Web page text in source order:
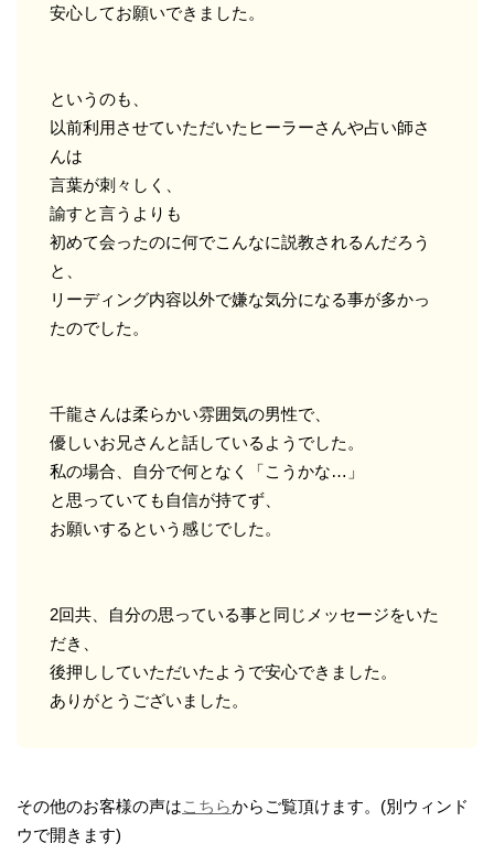
安心してお願いできました。
というのも、
以前利用させていただいたヒーラーさんや占い師さ
んは
言葉が刺々しく、
諭すと言うよりも
初めて会ったのに何でこんなに説教されるんだろう
と、
リーディング内容以外で嫌な気分になる事が多かっ
たのでした。
千龍さんは柔らかい雰囲気の男性で、
優しいお兄さんと話しているようでした。
私の場合、自分で何となく「こうかな…」
と思っていても自信が持てず、
お願いするという感じでした。
2回共、自分の思っている事と同じメッセージをいた
だき、
後押ししていただいたようで安心できました。
ありがとうございました。
その他のお客様の声はこちらからご覧頂けます。(別ウィンド
ウで開きます)